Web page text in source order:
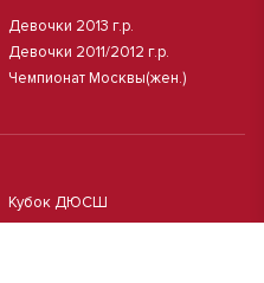
Девочки 2013 г.р.
Девочки 2011/2012 г.р.
Чемпионат Москвы(жен.)
Кубок ДЮСШ